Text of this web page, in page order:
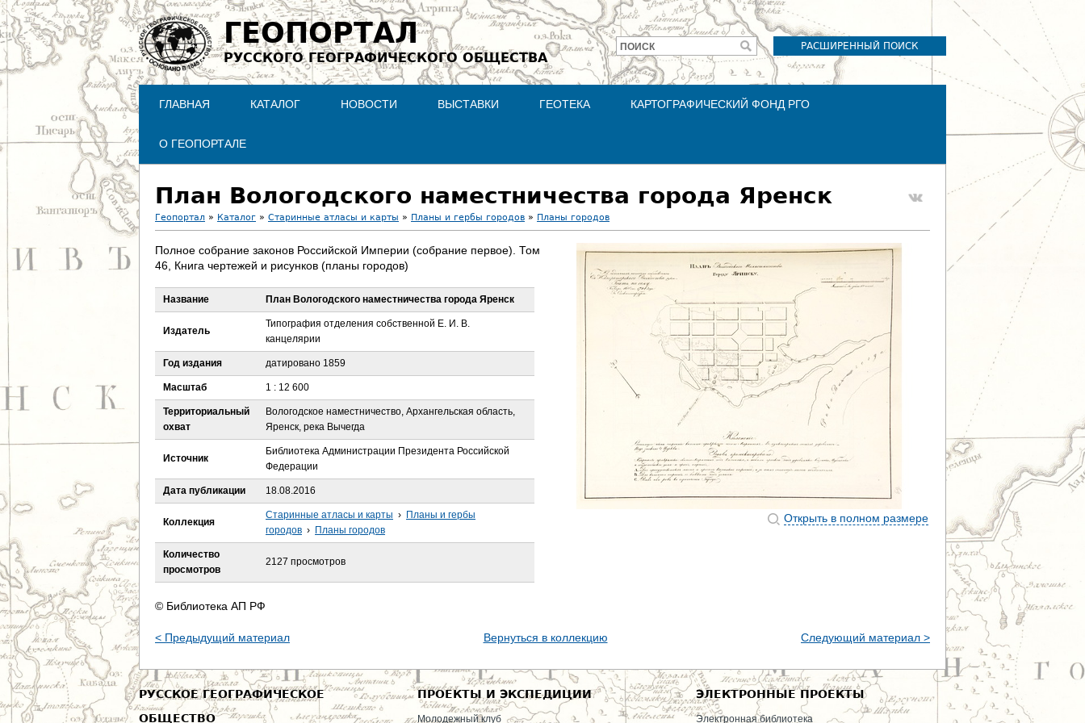
Jump to navigation
ГЕОПОРТАЛ
РУССКОГО ГЕОГРАФИЧЕСКОГО ОБЩЕСТВА
РАСШИРЕННЫЙ ПОИСК
Форма
поиска
ПОИСК
ГЛАВНАЯ КАТАЛОГ НОВОСТИ ВЫСТАВКИ ГЕОТЕКА КАРТОГРАФИЧЕСКИЙ ФОНД РГО
О ГЕОПОРТАЛЕ
План Вологодского наместничества города Яренск
В
ы
д
е
с
ь
Геопортал » Каталог » Старинные атласы и карты » Планы и гербы городов » Планы городов
Открыть в полном размере
Полное собрание законов Российской Империи (собрание первое). Том
46, Книга чертежей и рисунков (планы городов)
Название План Вологодского наместничества города Яренск
Издатель
Типография отделения собственной Е. И. В.
канцелярии
Год издания датировано 1859
Масштаб 1 : 12 600
Территориальный
охват
Вологодское наместничество, Архангельская область,
Яренск, река Вычегда
Источник
Библиотека Администрации Президента Российской
Федерации
Дата публикации 18.08.2016
Коллекция
Старинные атласы и карты › Планы и гербы
городов › Планы городов
Количество
просмотров
2127 просмотров
© Библиотека АП РФ
< Предыдущий материал Вернуться в коллекцию Следующий материал >
РУССКОЕ ГЕОГРАФИЧЕСКОЕ
ОБЩЕСТВО
ПРОЕКТЫ И ЭКСПЕДИЦИИ
Молодежный клуб
ЭЛЕКТРОННЫЕ ПРОЕКТЫ
Электронная библиотека